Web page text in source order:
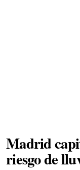
Madrid
riesgo de